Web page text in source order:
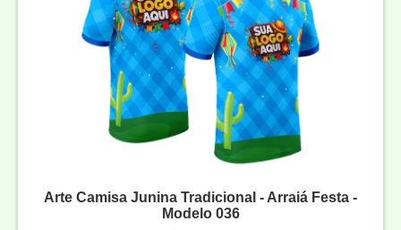
Arte Camisa Junina Tradicional - Arraiá Festa -
Modelo 036